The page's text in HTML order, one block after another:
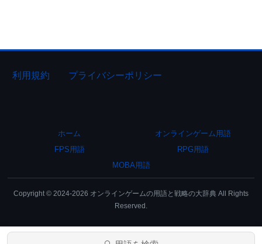
利用規約 プライバシーポリシー
ホーム
オンラインゲーム用語
FPS用語
RPG用語
MOBA用語
Copyright © 2024-2026 オンラインゲームの用語と戦略の大辞典 All Rights
Reserved.